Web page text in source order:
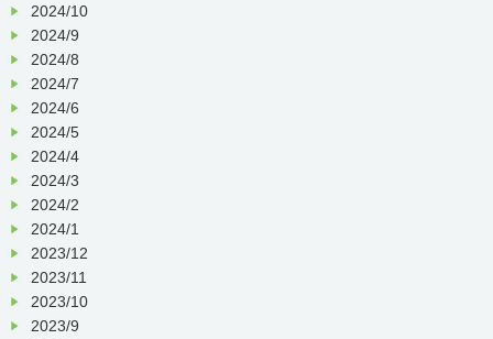
2024/10
2024/9
2024/8
2024/7
2024/6
2024/5
2024/4
2024/3
2024/2
2024/1
2023/12
2023/11
2023/10
2023/9